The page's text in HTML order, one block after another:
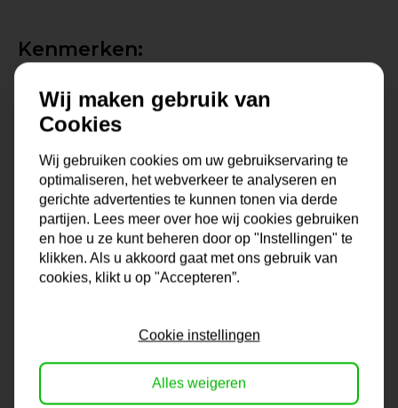
Kenmerken:
Kleur: zilver
De lijstbreedte meet 4 cm, diepte profiel is 2,5 cm.
De lijst wordt geleverd met plexiglas, achterwand en
ponshaken
De lijst is zowel horizontaal als verticaal te hangen
Het beschermfolie aan beide zijdes van het plexiglas is
makkelijk te verwijderen voor gebruik
Jouw Oplossing voor Perfecte
tussen verschillende foto's en kunstwerken zonder gedoe.
Deze lijst biedt niet alleen bescherming voor je
Wij maken gebruik van
Cookies
Wij gebruiken cookies om uw gebruikservaring te
optimaliseren, het webverkeer te analyseren en
gerichte advertenties te kunnen tonen via derde
partijen. Lees meer over hoe wij cookies gebruiken
en hoe u ze kunt beheren door op "Instellingen" te
klikken. Als u akkoord gaat met ons gebruik van
cookies, klikt u op "Accepteren”.
Cookie instellingen
Alles weigeren